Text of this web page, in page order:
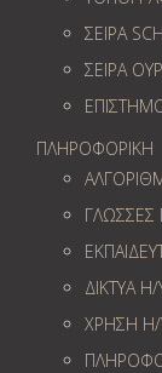
ΣΕΙΡΑ
ΣΕΙΡΑ
ΠΛΗΡΟΦΟΡΙΚΗ
ΔΙΚΤΥΑ Η/
ΧΡΗΣΗ